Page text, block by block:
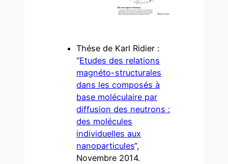
Thése de Karl Ridier :
“Etudes des relations
magnéto-structurales
dans les composés à
base moléculaire par
diffusion des neutrons :
des molécules
individuelles aux
nanoparticules“,
Novembre 2014.